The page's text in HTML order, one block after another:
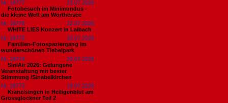
Nr. 18777
23.07.2026
Fotobesuch im Minimundus -
die kleine Welt am Wörthersee
Nr. 18776
22.07.2026
WHITE LIES Konzert in Laibach
Nr. 18775
20.07.2026
Familien-Fotospaziergang im
wunderschönen Tiebelpark
Nr. 18774
20.07.2026
SiniAir 2026: Gelungene
Veranstaltung mit bester
Stimmung /Sinabelkirchen
Nr. 18773
19.07.2026
Kranzlsingen in Heiligenblut am
Grossglockner Teil 2